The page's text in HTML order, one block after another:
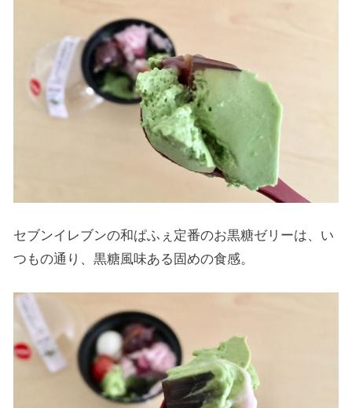
セブンイレブンの和ぱふぇ定番のお黒糖ゼリーは、い
つもの通り、黒糖風味ある固めの食感。